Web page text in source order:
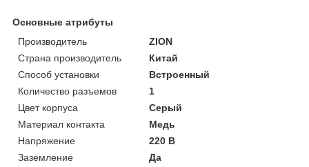
Основные атрибуты
Производитель
ZION
Страна производитель
Китай
Способ установки
Встроенный
Количество разъемов
1
Цвет корпуса
Серый
Материал контакта
Медь
Напряжение
220 В
Заземление
Да